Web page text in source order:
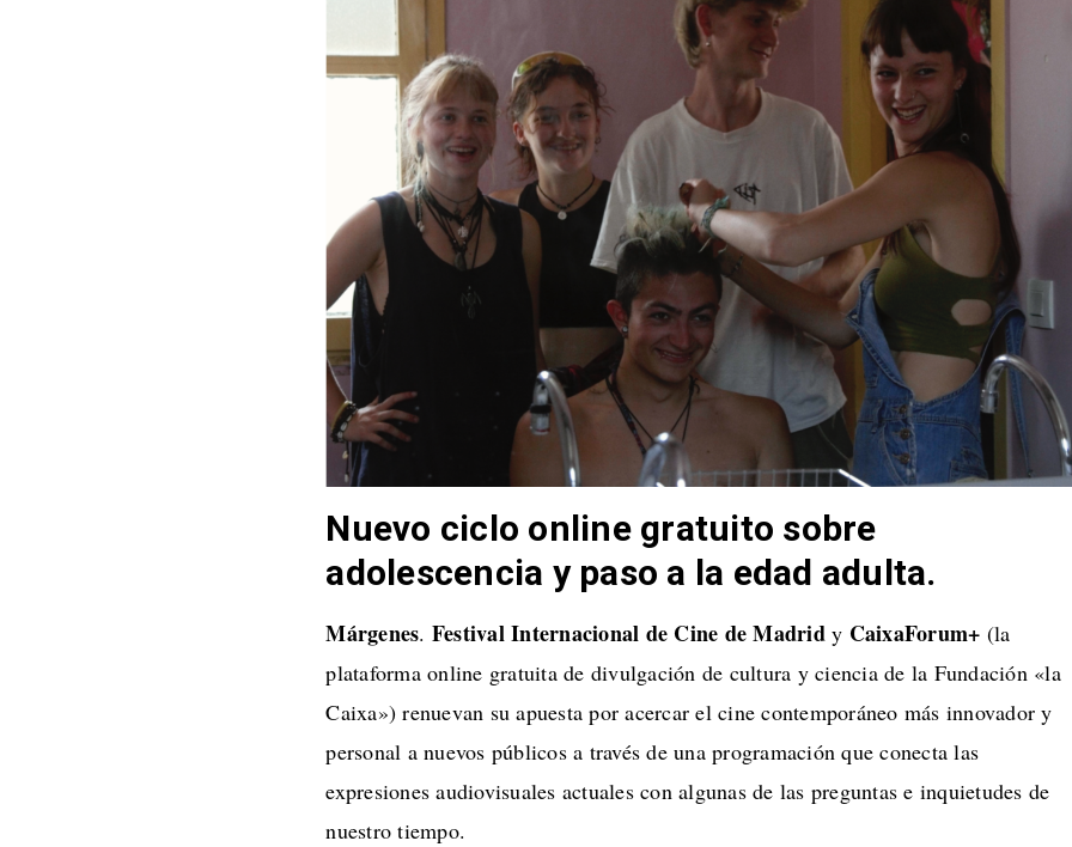
Nuevo ciclo online gratuito sobre
adolescencia y paso a la edad adulta.
Márgenes. Festival Internacional de Cine de Madridy CaixaForum+ (la
plataforma online gratuita de divulgación de cultura y ciencia de la Fundación «la
Caixa») renuevan su apuesta por acercar el cine contemporáneo más innovador y
personal a nuevos públicos a través de una programación que conecta las
expresiones audiovisuales actuales con algunas de las preguntas e inquietudes de
nuestro tiempo.